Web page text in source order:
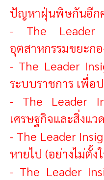
ปัญหาฝุ่นพิษกันอีก
- The
อุตสาหกรรมขยะก
- The Leader
ระบบราชการ เพื่อ
- The Leader
เศรษฐกิจและสิ่งแ
- The Leader
หายไป (อย่างไม่ตั้
- The Leader